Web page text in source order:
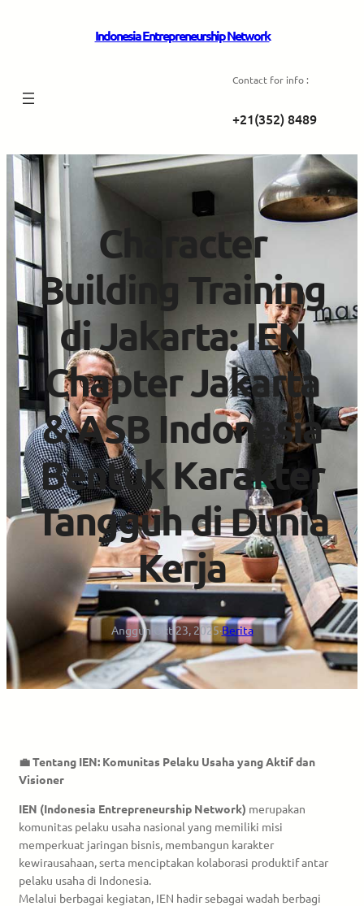
Indonesia Entrepreneurship Network
Contact for info :
+21(352) 8489
Character
Building Training
di Jakarta: IEN
Chapter Jakarta
& ASB Indonesia
Bentuk Karakter
Tangguh di Dunia
Kerja
Anggun Okt 23, 2025·Berita
💼 Tentang IEN: Komunitas Pelaku Usaha yang Aktif dan
Visioner
IEN (Indonesia Entrepreneurship Network) merupakan
komunitas pelaku usaha nasional yang memiliki misi
memperkuat jaringan bisnis, membangun karakter
kewirausahaan, serta menciptakan kolaborasi produktif antar
pelaku usaha di Indonesia.
Melalui berbagai kegiatan, IEN hadir sebagai wadah berbagi